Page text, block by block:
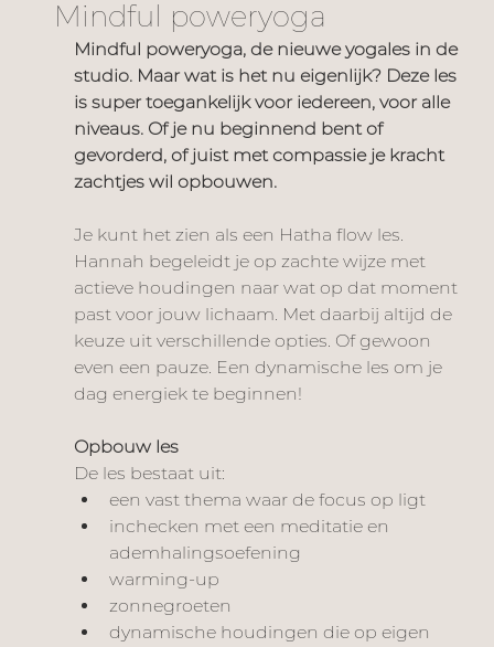
Mindful poweryoga
Mindful poweryoga, de nieuwe yogales in de
studio. Maar wat is het nu eigenlijk? Deze les
is super toegankelijk voor iedereen, voor alle
niveaus. Of je nu beginnend bent of
gevorderd, of juist met compassie je kracht
zachtjes wil opbouwen.
Je kunt het zien als een Hatha flow les.
Hannah begeleidt je op zachte wijze met
actieve houdingen naar wat op dat moment
past voor jouw lichaam. Met daarbij altijd de
keuze uit verschillende opties. Of gewoon
even een pauze. Een dynamische les om je
dag energiek te beginnen!
Opbouw les
De les bestaat uit:
een vast thema waar de focus op ligt
inchecken met een meditatie en
ademhalingsoefening
warming-up
zonnegroeten
dynamische houdingen die op eigen